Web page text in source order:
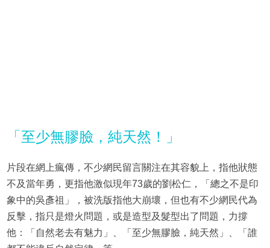
「至少無膠臉，純天然！」
片段在網上瘋傳，不少網民留言關注在其容貌上，指他狀態
不及當年勇，更指他激似現年73歲的劉松仁，「總之不是印
象中的吳彥祖」，被洗版指他大崩壞，但也有不少網民代為
反擊，指只是燈火問題，或是造型及髮型出了問題，力撐
他：「自然老去有魅力」、「至少無膠臉，純天然」、「誰